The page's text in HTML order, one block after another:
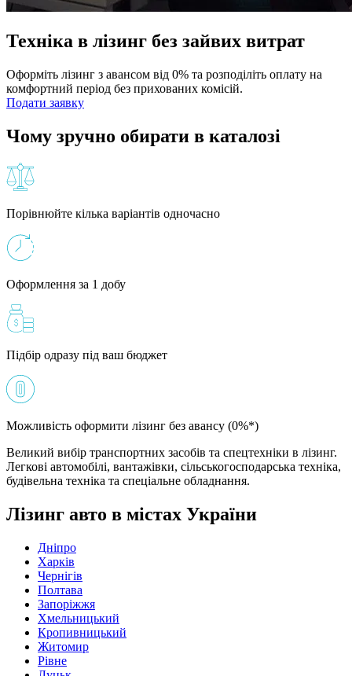
Техніка в лізинг без зайвих витрат
Оформіть лізинг з авансом від 0% та розподіліть оплату на
комфортний період без прихованих комісій.
Подати заявку
Чому зручно обирати в каталозі
Порівнюйте кілька варіантів одночасно
Оформлення за 1 добу
Підбір одразу під ваш бюджет
Можливість оформити лізинг без авансу (0%*)
Великий вибір транспортних засобів та спецтехніки в лізинг.
Легкові автомобілі, вантажівки, сільськогосподарська техніка,
будівельна техніка та спеціальне обладнання.
Лізинг авто в містах України
Дніпро
Харків
Чернігів
Полтава
Запоріжжя
Хмельницький
Кропивницький
Житомир
Рівне